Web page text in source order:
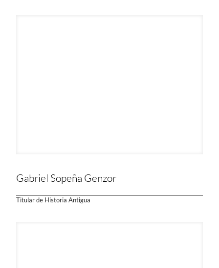
Gabriel Sopeña Genzor
Titular de Historia Antigua